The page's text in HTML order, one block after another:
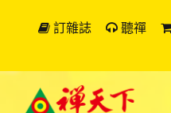
訂雜誌 聽禪